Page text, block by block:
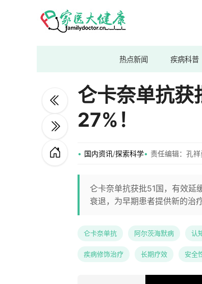
热点新闻 疾病科普
仑卡奈单抗获
27%！
国内资讯/探索科学 责任编辑：孔祥
仑卡奈单抗获批51国，有效延
衰退，为早期患者提供新的治
仑卡奈单抗 阿尔茨海默病 认
疾病修饰治疗 长期疗效 安全